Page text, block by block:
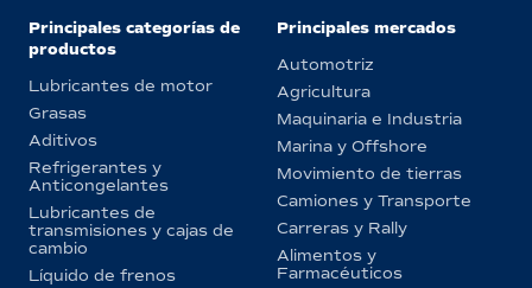
Principales categorías de
productos
Lubricantes de motor
Grasas
Aditivos
Refrigerantes y
Anticongelantes
Lubricantes de
transmisiones y cajas de
cambio
Líquido de frenos
Principales mercados
Automotriz
Agricultura
Maquinaria e Industria
Marina y Offshore
Movimiento de tierras
Camiones y Transporte
Carreras y Rally
Alimentos y
Farmacéuticos